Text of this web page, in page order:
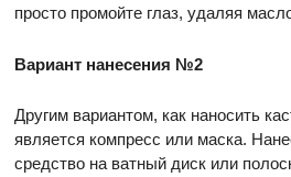
просто промойте глаз, удаляя
Вариант нанесения №2
Другим вариантом, как наносить
является компресс или маска.
средство на ватный диск или